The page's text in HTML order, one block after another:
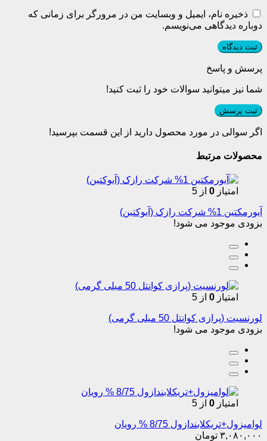
ذخیره نام، ایمیل و وبسایت من در مرورگر برای زمانی که
دوباره دیدگاهی می‌نویسم.
پرسش و پاسخ
شما نیز میتوانید سوالات خود را ثبت کنید!
ثبت پرسش
اگر سوالی در مورد محصول دارید از این قسمت بپرسید!
محصولات مرتبط
امتیاز 0 از 5
آیورمکتین 1% شرکت رازک (آیوکتین)
بزودی موجود می شود!
امتیاز 0 از 5
لورنسیت (پرازی کوانتل 50 میلی گرمی)
بزودی موجود می شود!
امتیاز 0 از 5
لوامیزول+تریکلابندازول 8/75 % رویان
۳,۰۸۰,۰۰۰ تومان